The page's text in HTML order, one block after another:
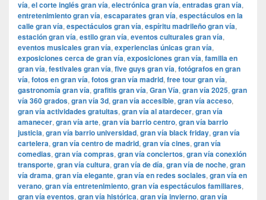
vía, el corte inglés gran vía, electrónica gran vía, entradas gran vía,
entretenimiento gran vía, escaparates gran vía, espectáculos en la
calle gran vía, espectáculos gran vía, espíritu madrileño gran vía,
estación gran vía, estilo gran vía, eventos culturales gran vía,
eventos musicales gran vía, experiencias únicas gran vía,
exposiciones cerca de gran vía, exposiciones gran vía, familia en
gran vía, festivales gran vía, five guys gran vía, fotógrafos en gran
vía, fotos en gran vía, fotos gran vía madrid, free tour gran vía,
gastronomía gran vía, grafitis gran vía, Gran Vía, gran vía 2025, gran
vía 360 grados, gran vía 3d, gran vía accesible, gran vía acceso,
gran vía actividades gratuitas, gran vía al atardecer, gran vía
amanecer, gran vía arte, gran vía barrio centro, gran vía barrio
justicia, gran vía barrio universidad, gran vía black friday, gran vía
cartelera, gran vía centro de madrid, gran vía cines, gran vía
comedias, gran vía compras, gran vía conciertos, gran vía conexión
transporte, gran vía cultura, gran vía de día, gran vía de noche, gran
vía drama, gran vía elegante, gran vía en redes sociales, gran vía en
verano, gran vía entretenimiento, gran vía espectáculos familiares,
gran vía eventos, gran vía histórica, gran vía invierno, gran vía